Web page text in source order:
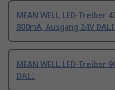
MEAN WELL LED-Treiber
800mA, Ausgang 24V DALI
MEAN WELL LED-Treiber
DALI